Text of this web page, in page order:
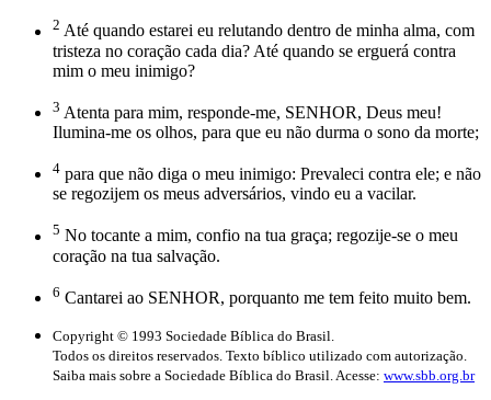
2 Até quando estarei eu relutando dentro de minha alma, com
tristeza no coração cada dia? Até quando se erguerá contra
mim o meu inimigo?
3 Atenta para mim, responde-me, SENHOR, Deus meu!
Ilumina-me os olhos, para que eu não durma o sono da morte;
4 para que não diga o meu inimigo: Prevaleci contra ele; e não
se regozijem os meus adversários, vindo eu a vacilar.
5 No tocante a mim, confio na tua graça; regozije-se o meu
coração na tua salvação.
6 Cantarei ao SENHOR, porquanto me tem feito muito bem.
Copyright © 1993 Sociedade Bíblica do Brasil.
Todos os direitos reservados. Texto bíblico utilizado com autorização.
Saiba mais sobre a Sociedade Bíblica do Brasil. Acesse: www.sbb.org.br